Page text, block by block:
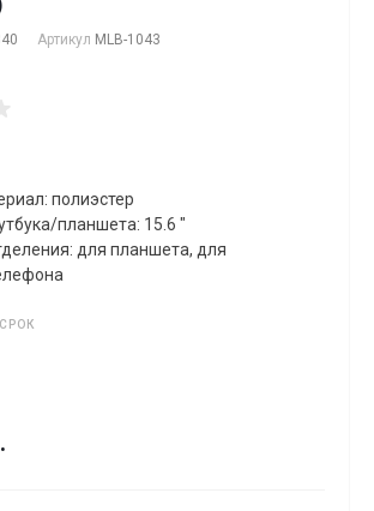
Артикул MLB-1043
полиэстер
планшета: 15.6 "
для планшета, для